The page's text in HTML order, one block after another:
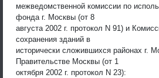
межведомственной комиссии по
фонда г. Москвы (от 8
августа 2002 г. протокол N 91) и
сохранения зданий в
исторически сложившихся районах г.
Правительстве Москвы (от 1
октября 2002 г. протокол N 23):